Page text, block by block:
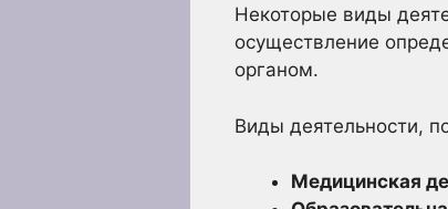
Некоторые виды
осуществление
органом.
Виды деятельности,
Медицинская